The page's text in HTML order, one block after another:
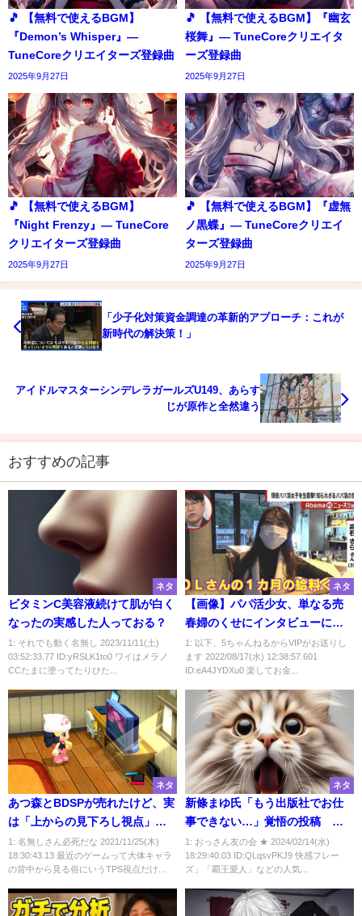
🎵 【無料で使えるBGM】
『Demon’s Whisper』―
TuneCoreクリエイターズ登録曲
2025年9月27日
🎵 【無料で使えるBGM】『幽玄
桜舞』― TuneCoreクリエイタ
ーズ登録曲
2025年9月27日
🎵 【無料で使えるBGM】
『Night Frenzy』― TuneCore
クリエイターズ登録曲
2025年9月27日
🎵 【無料で使えるBGM】『虚無
ノ黒蝶』― TuneCoreクリエイ
ターズ登録曲
2025年9月27日
「少子化対策資金調達の革新的アプローチ：これが
新時代の解決策！」
アイドルマスターシンデレラガールズU149、あらす
じが原作と全然違う
おすすめの記事
ネタ
ビタミンC美容液続けて肌が白く
なったの実感した人っておる？
1: それでも動く名無し 2023/11/11(土)
03:52:33.77 ID:yRSLK1to0 ワイはメラノ
CCたまに塗ってたりひた...
ネタ
【画像】パパ活少女、単なる売
春婦のくせにインタビューにて
ドヤ顔ｗ
1: 以下、5ちゃんねるからVIPがお送りし
ます 2022/08/17(水) 12:38:57.601
ID:eA4JYDXu0 楽してお金...
ネタ
あつ森とBDSPが売れたけど、実
は「上からの見下ろし視点」こ
そ客が求めてるものなんじゃな
いか？
1: 名無しさん必死だな 2021/11/25(木)
18:30:43.13 最近のゲームって大体キャラ
の背中から見る俗にいうTPS視点だけ...
ネタ
新條まゆ氏「もう出版社でお仕
事できない…」覚悟の投稿 出
版界の闇「小学館が圧力」「中
間搾取企業」
1: おっさん友の会 ★ 2024/02/14(水)
18:29:40.03 ID:QLqsvPKJ9 快感フレー
ズ」「覇王愛人」などの人気...